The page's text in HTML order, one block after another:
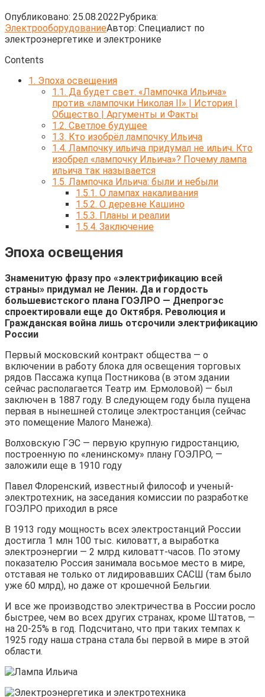
Опубликовано: 25.08.2022Рубрика:
ЭлектрооборудованиеАвтор: Cпециалист по
электроэнергетике и электронике
Contents
1. Эпоха освещения
1.1. Да будет свет. «Лампочка Ильича»
против «лампочки Николая II» | История |
Общество | Аргументы и Факты
1.2. Светлое будущее
1.3. Кто изобрёл лампочку Ильича
1.4. Лампочку ильича придумал не ильич. Кто
изобрел «лампочку Ильича»? Почему лампа
ильича так называется
1.5. Лампочка Ильича: были и небыли
1.5.1. О лампах накаливания
1.5.2. О деревне Кашино
1.5.3. Планы и реалии
1.5.4. Заключение
Эпоха освещения
Знаменитую фразу про «электрификацию всей
страны» придумал не Ленин. Да и гордость
большевистского плана ГОЭЛРО — Днепрогэс
спроектировали еще до Октября. Революция и
Гражданская война лишь отсрочили электрификацию
России
Первый московский контракт общества — о
включении в работу блока для освещения торговых
рядов Пассажа купца Постникова (в этом здании
сейчас располагается Театр им. Ермоловой) — был
заключен в 1887 году. В следующем году была пущена
первая в нынешней столице электростанция (сейчас
это помещение Малого Манежа).
Волховскую ГЭС — первую крупную гидростанцию,
построенную по «ленинскому» плану ГОЭЛРО, —
заложили еще в 1910 году
Павел Флоренский, известный философ и ученый-
электротехник, на заседания комиссии по разработке
ГОЭЛРО приходил в рясе
В 1913 году мощность всех электростанций России
достигла 1 млн 100 тыс. киловатт, а выработка
электроэнергии — 2 млрд киловатт-часов. По этому
показателю Россия занимала восьмое место в мире,
отставая не только от лидировавших САСШ (там было
уже 60 млрд), но даже от крошечной Бельгии.
И все же производство электричества в России росло
быстрее, чем во всех других странах, кроме Штатов, —
на 20-25% в год. Подсчитано, что при таких темпах к
1925 году наша страна стала бы первой в мире в этой
области.